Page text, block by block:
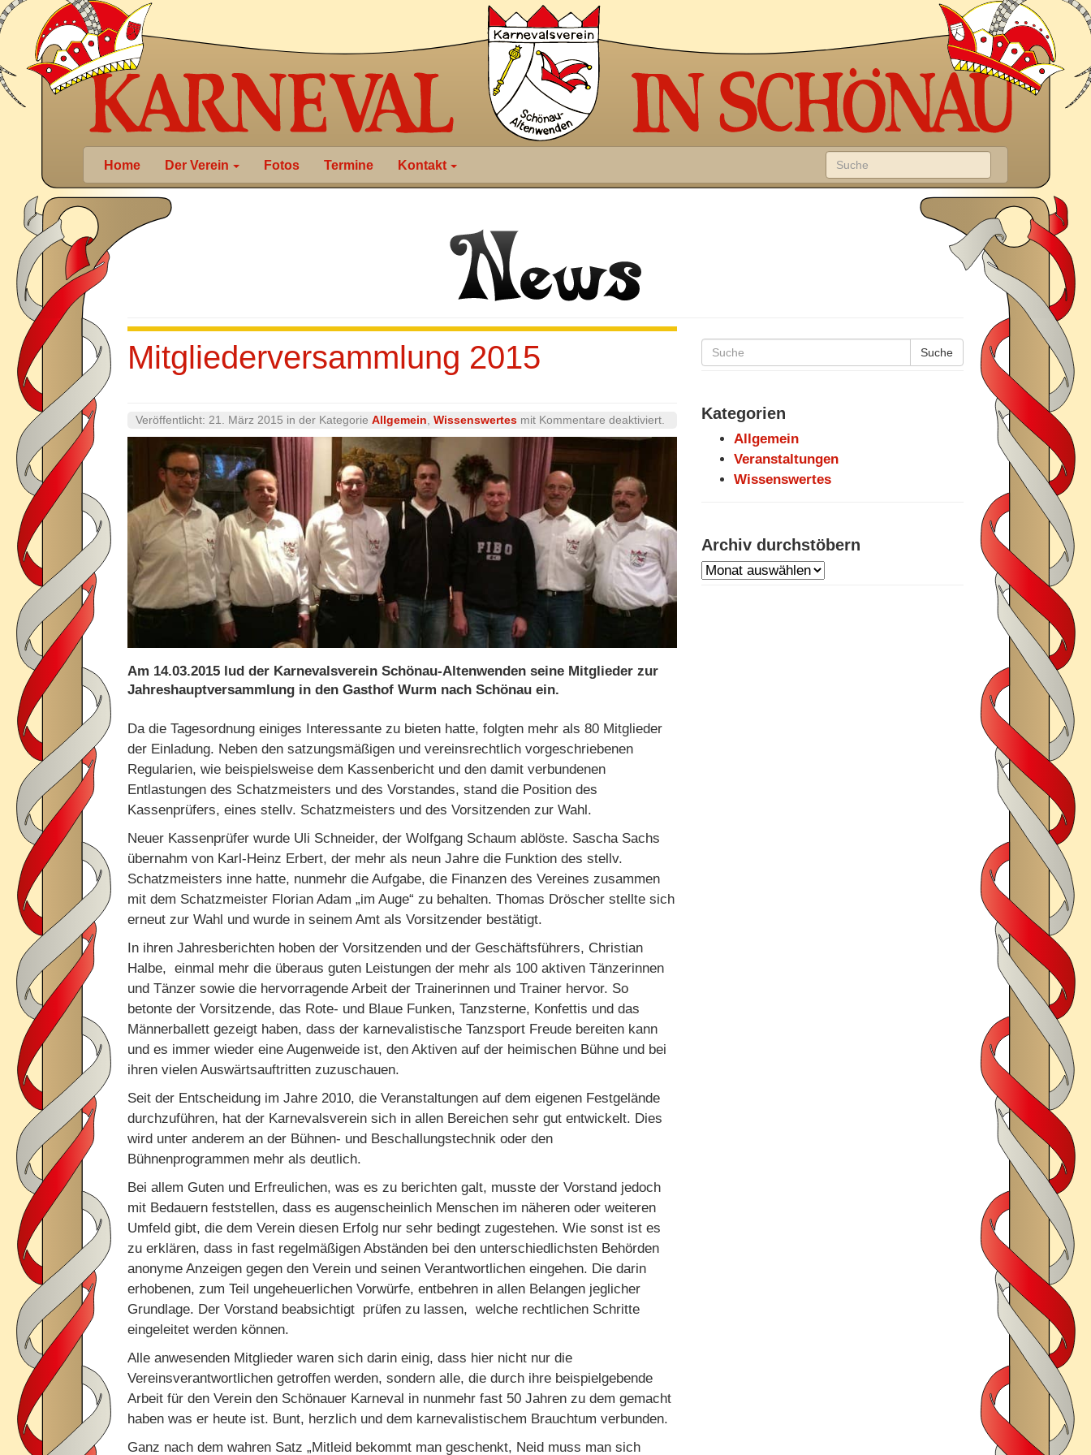
Home Der Verein Fotos Termine Kontakt
Mitgliederversammlung 2015
Veröffentlicht: 21. März 2015 in der Kategorie Allgemein Wissenswertes mit Kommentare deaktiviertfür
Mitgliederversammlung
Am 14.03.2015 lud der Karnevalsverein Schönau-Altenwenden seine Mitglieder zur
Jahreshauptversammlung in den Gasthof Wurm nach Schönau ein.
Da die Tagesordnung einiges Interessante zu bieten hatte, folgten mehr als 80 Mitglieder
der Einladung. Neben den satzungsmäßigen und vereinsrechtlich vorgeschriebenen
Regularien, wie beispielsweise dem Kassenbericht und den damit verbundenen
Entlastungen des Schatzmeisters und des Vorstandes, stand die Position des
Kassenprüfers, eines stellv. Schatzmeisters und des Vorsitzenden zur Wahl.
Neuer Kassenprüfer wurde Uli Schneider, der Wolfgang Schaum ablöste. Sascha Sachs
übernahm von Karl-Heinz Erbert, der mehr als neun Jahre die Funktion des stellv.
Schatzmeisters inne hatte, nunmehr die Aufgabe, die Finanzen des Vereines zusammen
mit dem Schatzmeister Florian Adam „im Auge“ zu behalten. Thomas Dröscher stellte sich
erneut zur Wahl und wurde in seinem Amt als Vorsitzender bestätigt.
In ihren Jahresberichten hoben der Vorsitzenden und der Geschäftsführers, Christian
Halbe, einmal mehr die überaus guten Leistungen der mehr als 100 aktiven Tänzerinnen
und Tänzer sowie die hervorragende Arbeit der Trainerinnen und Trainer hervor. So
betonte der Vorsitzende, das Rote- und Blaue Funken, Tanzsterne, Konfettis und das
Männerballett gezeigt haben, dass der karnevalistische Tanzsport Freude bereiten kann
und es immer wieder eine Augenweide ist, den Aktiven auf der heimischen Bühne und bei
ihren vielen Auswärtsauftritten zuzuschauen.
Seit der Entscheidung im Jahre 2010, die Veranstaltungen auf dem eigenen Festgelände
durchzuführen, hat der Karnevalsverein sich in allen Bereichen sehr gut entwickelt. Dies
wird unter anderem an der Bühnen- und Beschallungstechnik oder den
Bühnenprogrammen mehr als deutlich.
Bei allem Guten und Erfreulichen, was es zu berichten galt, musste der Vorstand jedoch
mit Bedauern feststellen, dass es augenscheinlich Menschen im näheren oder weiteren
Umfeld gibt, die dem Verein diesen Erfolg nur sehr bedingt zugestehen. Wie sonst ist es
zu erklären, dass in fast regelmäßigen Abständen bei den unterschiedlichsten Behörden
anonyme Anzeigen gegen den Verein und seinen Verantwortlichen eingehen. Die darin
erhobenen, zum Teil ungeheuerlichen Vorwürfe, entbehren in allen Belangen jeglicher
Grundlage. Der Vorstand beabsichtigt prüfen zu lassen, welche rechtlichen Schritte
eingeleitet werden können.
Alle anwesenden Mitglieder waren sich darin einig, dass hier nicht nur die
Vereinsverantwortlichen getroffen werden, sondern alle, die durch ihre beispielgebende
Arbeit für den Verein den Schönauer Karneval in nunmehr fast 50 Jahren zu dem gemacht
haben was er heute ist. Bunt, herzlich und dem karnevalistischem Brauchtum verbunden.
Ganz nach dem wahren Satz „Mitleid bekommt man geschenkt, Neid muss man sich
Suche
Kategorien
Allgemein
Veranstaltungen
Wissenswertes
Archiv durchstöbern
Archiv